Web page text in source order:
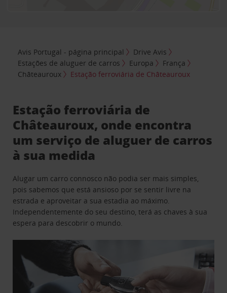
Avis Portugal - página principal
Drive Avis
Estações de aluguer de carros
Europa
França
Châteauroux
Estação ferroviária de Châteauroux
Estação ferroviária de
Châteauroux, onde encontra
um serviço de aluguer de carros
à sua medida
Alugar um carro connosco não podia ser mais simples,
pois sabemos que está ansioso por se sentir livre na
estrada e aproveitar a sua estadia ao máximo.
Independentemente do seu destino, terá as chaves à sua
espera para descobrir o mundo.